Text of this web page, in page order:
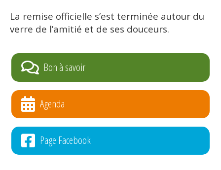
La remise officielle s’est terminée autour du
verre de l’amitié et de ses douceurs.
Bon à savoir
Agenda
Page Facebook